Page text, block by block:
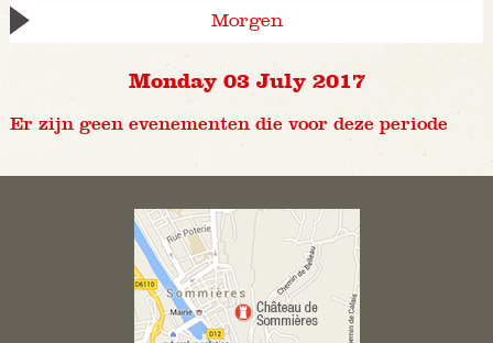
Morgen
Monday 03 July 2017
Er zijn geen evenementen die voor deze periode